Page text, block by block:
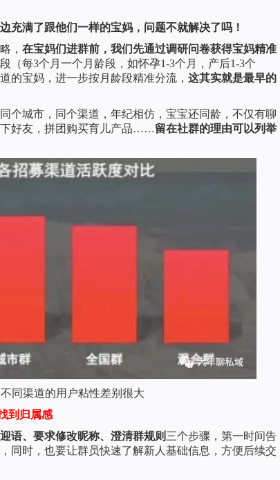
充满了跟他们一样的宝妈，问题不就解决了吗！
， 在宝妈们进群前，我们先通过调研问卷获得宝妈精准
（每3个月一个月龄段，如怀孕1-3个月，产后1-3个
的宝妈，进一步按月龄段精准分流， 这其实就是最早的
个城市，同个渠道，年纪相仿，宝宝还同龄，不仅有聊
好友，拼团购买育儿产品……留在社群的理由可以列举
同渠道的用户粘性差别很大
到归属感
语、要求修改昵称、澄清群规则 三个步骤，第一时间告
同时，也要让群员快速了解新人基础信息，方便后续交